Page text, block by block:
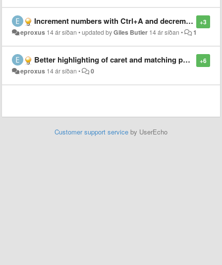
+3
Increment numbers with Ctrl+A and decrement with Ctrl+X in Vintage mode
eproxus 14 ár síðan •updated byGiles Butler 14 ár síðan • 1
+6
Better highlighting of caret and matching parentheses
eproxus 14 ár síðan • 0
Customer support service by UserEcho